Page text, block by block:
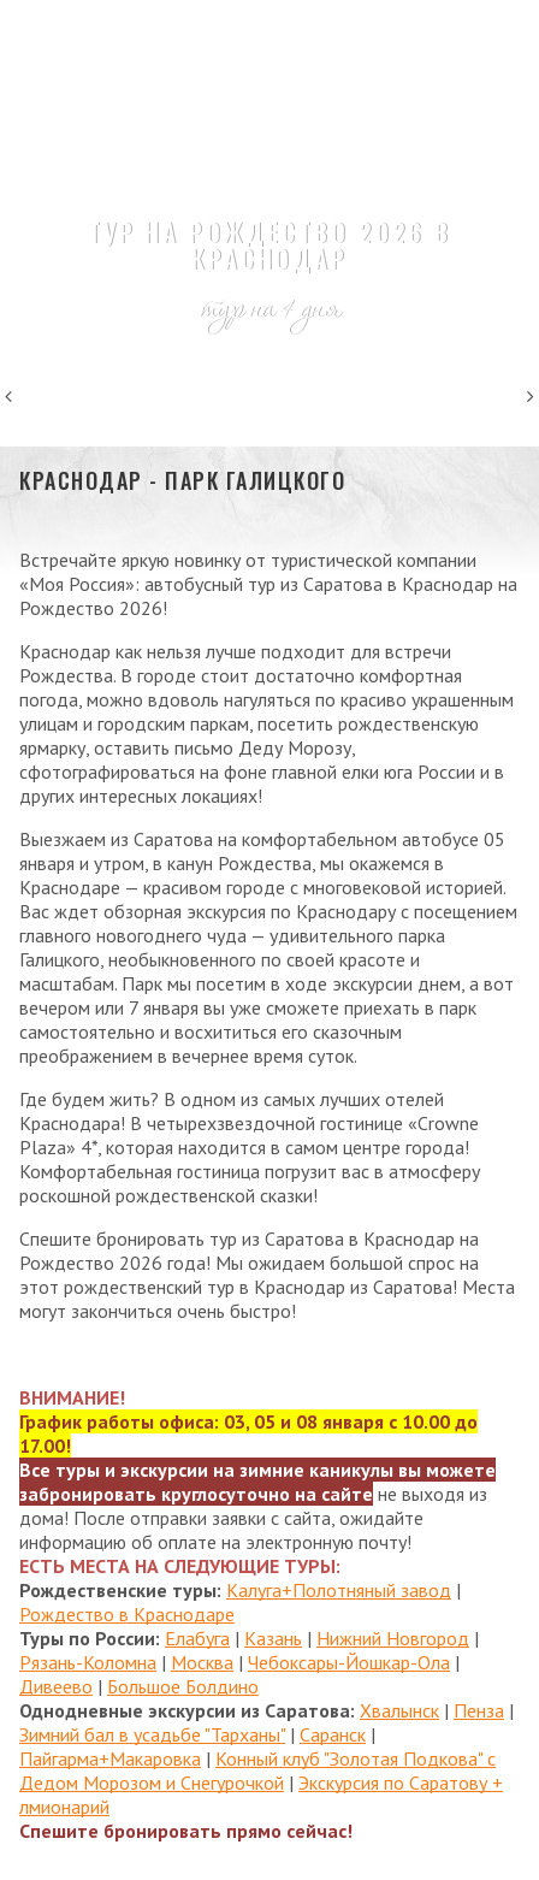
ТУР НА РОЖДЕСТВО 2026 В
КРАСНОДАР
тур на 4 дня
КРАСНОДАР - ПАРК ГАЛИЦКОГО
Встречайте яркую новинку от туристической компании
«Моя Россия»: автобусный тур из Саратова в Краснодар на
Рождество 2026!
Краснодар как нельзя лучше подходит для встречи
Рождества. В городе стоит достаточно комфортная
погода, можно вдоволь нагуляться по красиво украшенным
улицам и городским паркам, посетить рождественскую
ярмарку, оставить письмо Деду Морозу,
сфотографироваться на фоне главной елки юга России и в
других интересных локациях!
Выезжаем из Саратова на комфортабельном автобусе 05
января и утром, в канун Рождества, мы окажемся в
Краснодаре — красивом городе с многовековой историей.
Вас ждет обзорная экскурсия по Краснодару с посещением
главного новогоднего чуда — удивительного парка
Галицкого, необыкновенного по своей красоте и
масштабам. Парк мы посетим в ходе экскурсии днем, а вот
вечером или 7 января вы уже сможете приехать в парк
самостоятельно и восхититься его сказочным
преображением в вечернее время суток.
Где будем жить? В одном из самых лучших отелей
Краснодара! В четырехзвездочной гостинице «Crowne
Plaza» 4*, которая находится в самом центре города!
Комфортабельная гостиница погрузит вас в атмосферу
роскошной рождественской сказки!
Спешите бронировать тур из Саратова в Краснодар на
Рождество 2026 года! Мы ожидаем большой спрос на
этот рождественский тур в Краснодар из Саратова! Места
могут закончиться очень быстро!
ВНИМАНИЕ!
График работы офиса: 03, 05 и 08 января с 10.00 до
17.00!
Все туры и экскурсии на зимние каникулы вы можете
забронировать круглосуточно на сайте не выходя из
дома! После отправки заявки с сайта, ожидайте
информацию об оплате на электронную почту!
ЕСТЬ МЕСТА НА СЛЕДУЮЩИЕ ТУРЫ:
Рождественские туры: Калуга+Полотняный завод |
Рождество в Краснодаре
Туры по России: Елабуга | Казань | Нижний Новгород |
Рязань-Коломна | Москва | Чебоксары-Йошкар-Ола |
Дивеево | Большое Болдино
Однодневные экскурсии из Саратова: Хвалынск | Пенза |
Зимний бал в усадьбе "Тарханы"| Саранск |
Пайгарма+Макаровка | Конный клуб "Золотая Подкова" с
Дедом Морозом и Снегурочкой | Экскурсия по Саратову +
лмионарий
Спешите бронировать прямо сейчас!